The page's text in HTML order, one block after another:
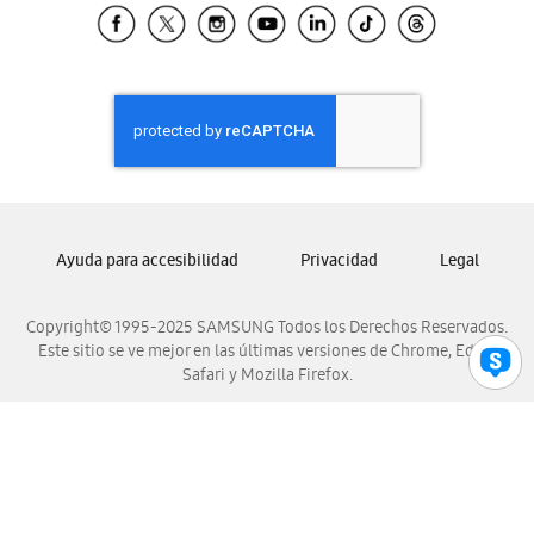
Samsung El Salvador
Samsung Honduras
Samsung Nicaragua
Samsung Panamá
Samsung Venezuela
Copyright© 1995-2025 SAMSUNG Todos los Derechos Reservados.
Este sitio se ve mejor en las últimas versiones de Chrome, Edge,
Safari y Mozilla Firefox.
Ayuda para accesibilidad Privacidad Legal